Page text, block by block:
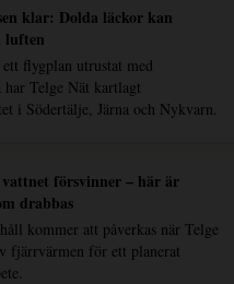
klar: Dolda läckor kan
luften
flygplan utrustat med
har Telge Nät kartlagt
i Södertälje, Järna och Nykvarn.
försvinner – här är
drabbas
kommer att påverkas när Telge
fjärrvärmen för ett planerat